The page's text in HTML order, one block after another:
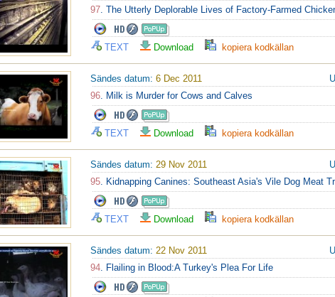
97. The Utterly Deplorable Lives of Factory-Farmed
TEXT Download kopiera kodkällan
Sändes datum: 6 Dec 2011
96. Milk is Murder for Cows and Calves
TEXT Download kopiera kodkällan
Sändes datum: 29 Nov 2011
95. Kidnapping Canines: Southeast Asia's Vile Dog Meat
TEXT Download kopiera kodkällan
Sändes datum: 22 Nov 2011
94. Flailing in Blood:A Turkey's Plea For Life